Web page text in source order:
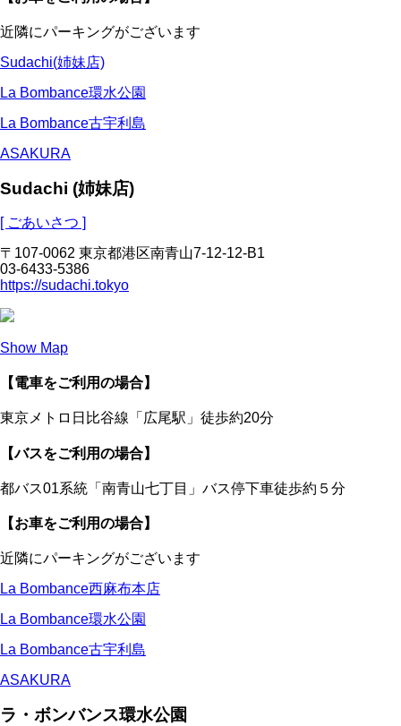
近隣にパーキングがございます
Sudachi(姉妹店)
La Bombance環水公園
La Bombance古宇利島
ASAKURA
Sudachi (姉妹店)
[ ごあいさつ ]
〒107-0062 東京都港区南青山7-12-12-B1
03-6433-5386
https://sudachi.tokyo
Show Map
【電車をご利用の場合】
東京メトロ日比谷線「広尾駅」徒歩約20分
【バスをご利用の場合】
都バス01系統「南青山七丁目」バス停下車徒歩約５分
【お車をご利用の場合】
近隣にパーキングがございます
La Bombance西麻布本店
La Bombance環水公園
La Bombance古宇利島
ASAKURA
ラ・ボンバンス環水公園